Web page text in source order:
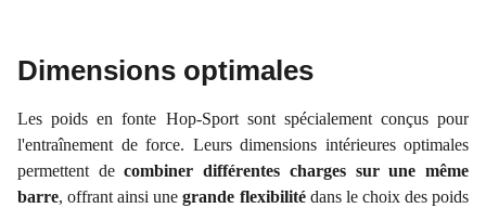
Dimensions optimales
Les poids en fonte Hop-Sport sont spécialement conçus pour
l'entraînement de force. Leurs dimensions intérieures optimales
permettent decombiner différentes charges sur une même
barre, offrant ainsi unegrande flexibilitédans le choix des poids